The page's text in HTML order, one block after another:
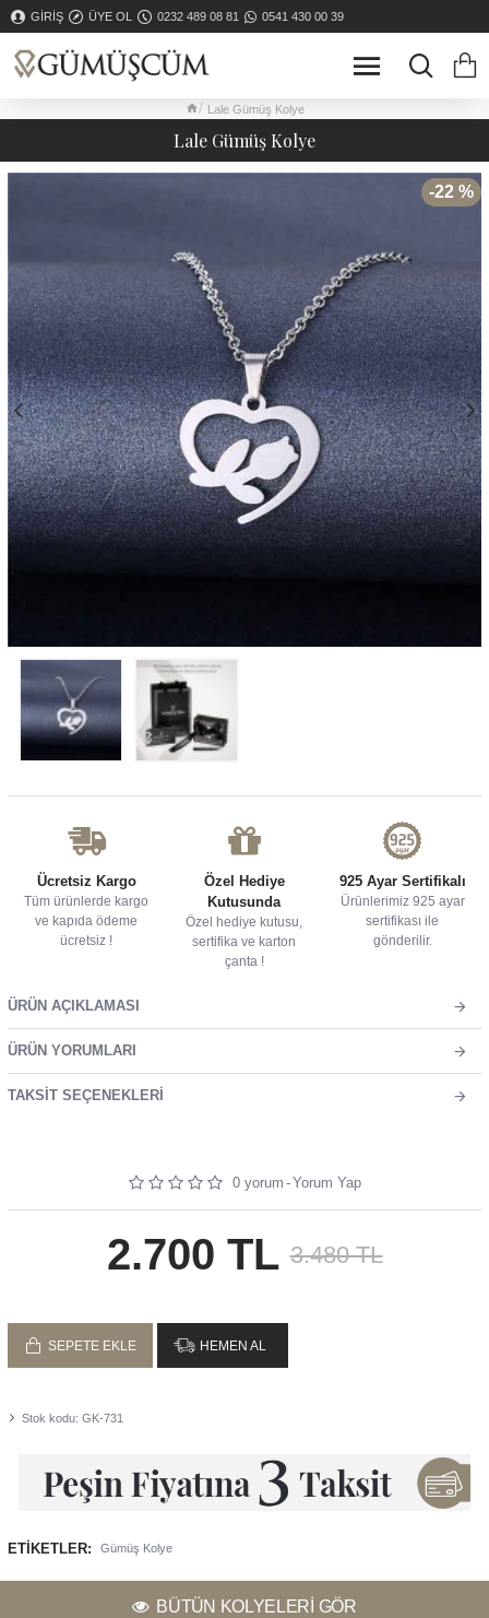
GIRIŞ ÜYE OL 0232 489 08 81 0541 430 00 39
Lale Gümüş Kolye
Lale Gümüş Kolye
-22 %
Ücretsiz Kargo
Tüm ürünlerde kargo
ve kapıda ödeme
ücretsiz !
Özel Hediye
Kutusunda
Özel hediye kutusu,
sertifika ve karton
çanta !
925 Ayar Sertifikalı
Ürünlerimiz 925 ayar
sertifikası ile
gönderilir.
ÜRÜN AÇIKLAMASI
ÜRÜN YORUMLARI
TAKSIT SEÇENEKLERI
Stok kodu: GK-731
0 yorum -Yorum Yap
3.480 TL
2.700 TL
SEPETE EKLE HEMEN AL
ETIKETLER: Gümüş Kolye
BÜTÜN KOLYELERI GÖR